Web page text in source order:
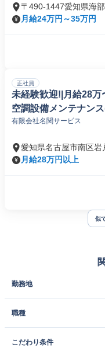
〒490-1447愛知県海
月給24万円～35万円
正社員
未経験歓迎!|月給28
空調設備メンテナン
有限会社名関サービス
愛知県名古屋市南区岩
月給28万円以上
似
勤務地
職種
こだわり条件